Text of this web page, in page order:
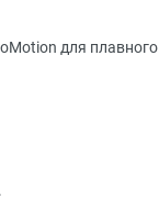
для плавного